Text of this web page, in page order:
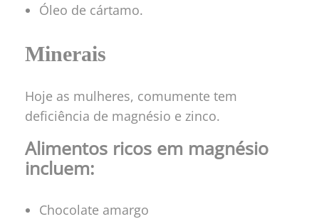
Óleo de cártamo.
Minerais
Hoje as mulheres, comumente tem
deficiência de magnésio e zinco.
Alimentos ricos em magnésio
incluem:
Chocolate amargo